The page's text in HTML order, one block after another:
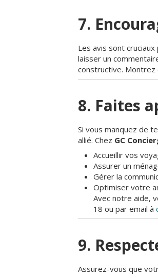
7.
Les avis sont
laisser un
constructive. Montrez
8. Faites
Si vous manquez de
allié. Chez GC
Accueillir vos
Assurer un
Gérer la
Optimiser votre
Avec notre aide,
18 ou par email à
9.
Assurez-vous que